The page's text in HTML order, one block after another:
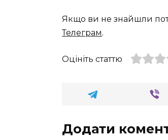
Якщо ви не знайшли
Телеграм.
Оцініть статтю
Додати